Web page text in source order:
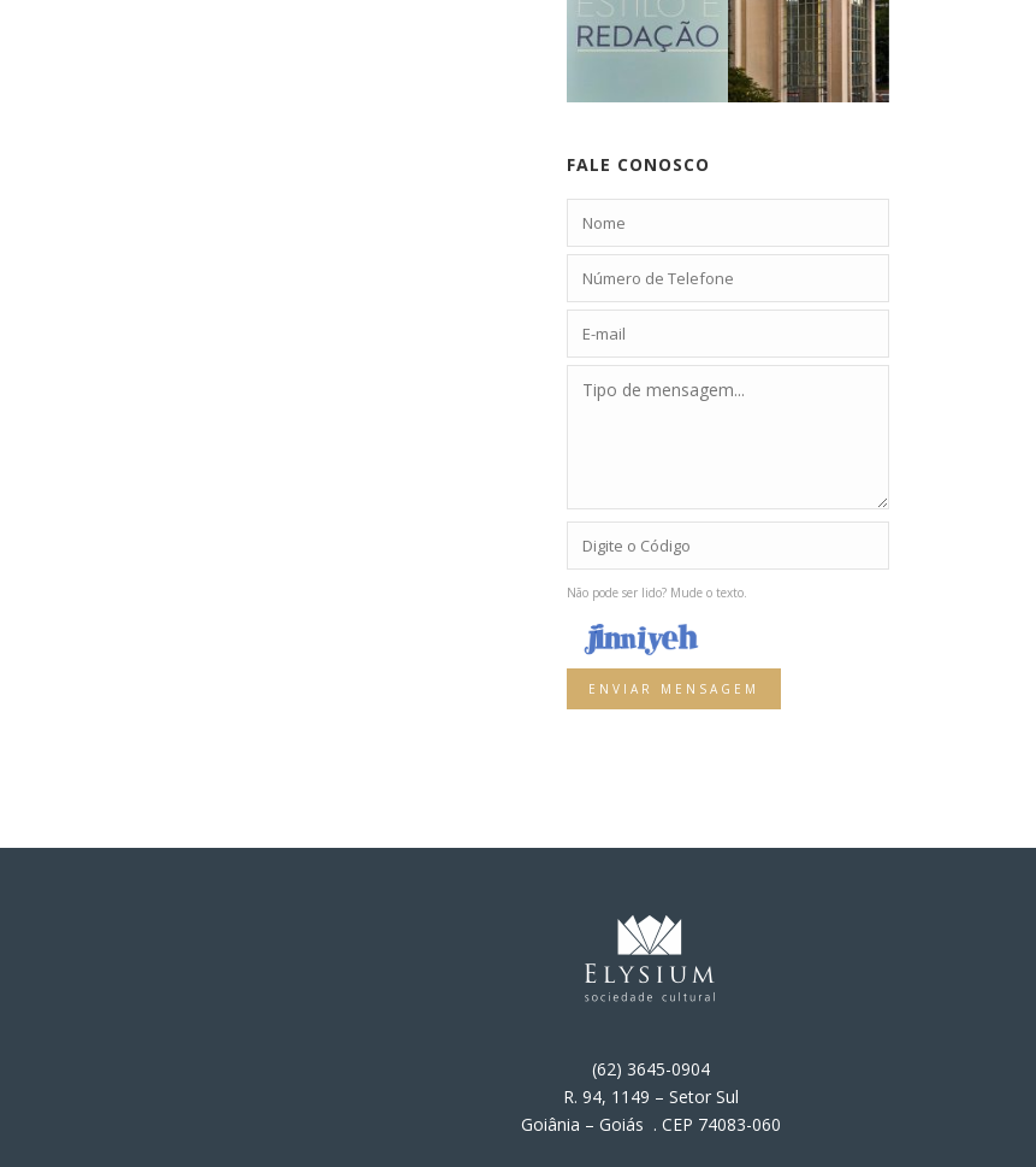
FALE CONOSCO
Não pode ser lido? Mude o texto.
ENVIAR MENSAGEM
(62) 3645-0904
R. 94, 1149 – Setor Sul
Goiânia – Goiás . CEP 74083-060